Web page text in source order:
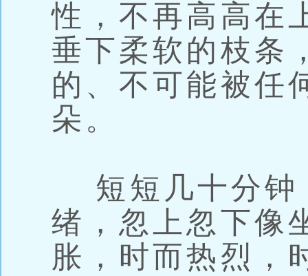
性，不再高高在
垂下柔软的枝条
的、不可能被任
朵。
短短几十分钟
绪，忽上忽下像
胀，时而热烈，